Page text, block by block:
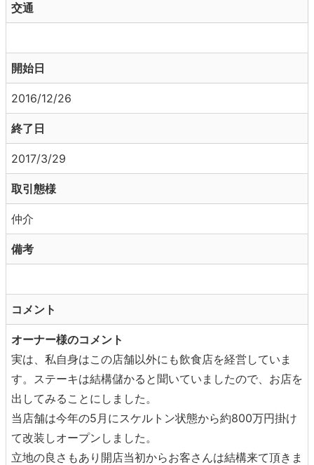
交通
開始日
2016/12/26
終了日
2017/3/29
取引態様
仲介
備考
コメント
オーナー様のコメント
実は、私自身はこの店舗以外にも飲食店を経営していま
す。ステーキは結構儲かると聞いていましたので、お店を
出してみることにしました。
当店舗は今年の5月にスケルトン状態から約800万円掛け
て改装しオープンしました。
立地の良さもあり開店当初からお客さんは結構来て頂きま